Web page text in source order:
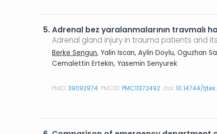
5.Adrenal bez yaralanmalarının travmalı
Adrenal gland injury in trauma patients and
Berke Sengun, Yalin Iscan, Aylin Doylu, Oguzhan
Cemalettin Ertekin, Yasemin Senyurek
PMID:39092974 PMCID:PMC11372492 doi:10.14744/